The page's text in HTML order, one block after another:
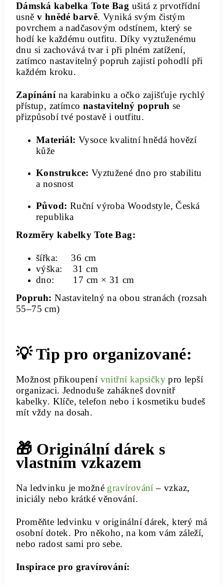
Dámská kabelka Tote Bag ušitá z prvotřídní
usně v hnědé barvě. Vyniká svým čistým
povrchem a nadčasovým odstínem, který se
hodí ke každému outfitu. Díky vyztuženému
dnu si zachovává tvar i při plném zatížení,
zatímco nastavitelný popruh zajistí pohodlí při
každém kroku.
Zapínánína karabinku a očko zajišťuje rychlý
přístup, zatímco nastavitelný popruh se
přizpůsobí tvé postavě i outfitu.
Materiál: Vysoce kvalitní hnědá hovězí
kůže
Konstrukce: Vyztužené dno pro stabilitu
a nosnost
Původ: Ruční výroba Woodstyle, Česká
republika
Rozměry kabelky Tote Bag:
šířka: 36 cm
výška:
31 cm
dno: 17 cm × 31 cm
Popruh: Nastavitelný na obou stranách (rozsah
55–75 cm)
💡 Tip pro organizované:
Možnost přikoupení vnitřní kapsičky pro lepší
organizaci. Jednoduše zahákneš dovnitř
kabelky. Klíče, telefon nebo i kosmetiku budeš
mít vždy na dosah.
🎁 Originální dárek s
vlastním vzkazem
Na ledvinku je možné gravírování – vzkaz,
iniciály nebo krátké věnování.
Proměňte ledvinku v originální dárek, který má
osobní dotek. Pro někoho, na kom vám záleží,
nebo radost sami pro sebe.
Inspirace pro gravírování: